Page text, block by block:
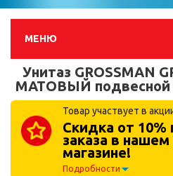
МЕНЮ
Унитаз GROSSMAN
МАТОВЫЙ
Товар участвует в
Скидка от
заказа в
магазине!
Подробности